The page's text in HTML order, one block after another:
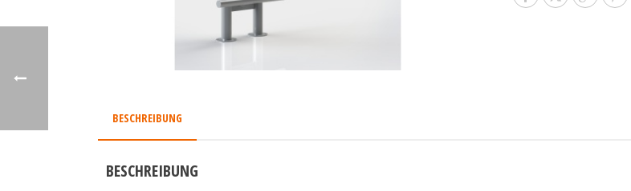
BESCHREIBUNG
BESCHREIBUNG